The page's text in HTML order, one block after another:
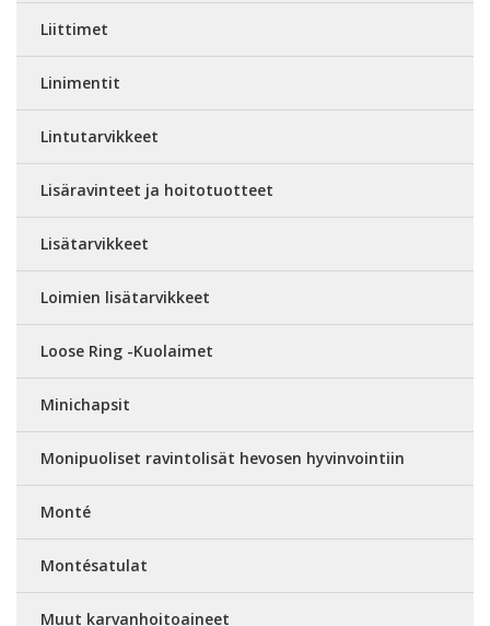
Liittimet
Linimentit
Lintutarvikkeet
Lisäravinteet ja hoitotuotteet
Lisätarvikkeet
Loimien lisätarvikkeet
Loose Ring -Kuolaimet
Minichapsit
Monipuoliset ravintolisät hevosen hyvinvointiin
Monté
Montésatulat
Muut karvanhoitoaineet